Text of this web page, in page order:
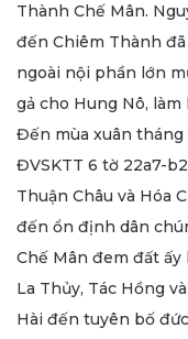
Thành Chế Mân.
đến Chiêm Thành
ngoài nội phần lớn
gả cho Hung Nô,
Đến mùa xuân tháng
ĐVSKTT 6 tờ 22a7-
Thuận Châu và Hóa
đến ổn định dân
Chế Mân đem đất
La Thủy, Tác Hồng
Hài đến tuyên bố